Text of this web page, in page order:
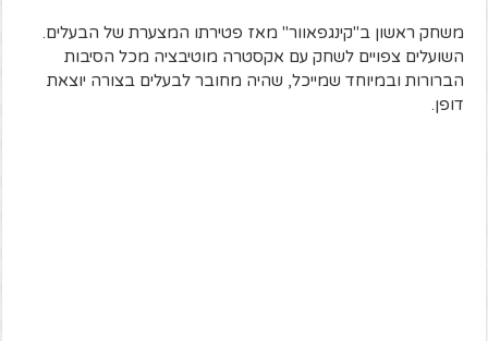
משחק ראשון ב"קינגפאוור" מאז פטירתו המצערת של הבעלים.
השועלים צפויים לשחק עם אקסטרה מוטיבציה מכל הסיבות
הברורות ובמיוחד שמייכל, שהיה מחובר לבעלים בצורה יוצאת
דופן.